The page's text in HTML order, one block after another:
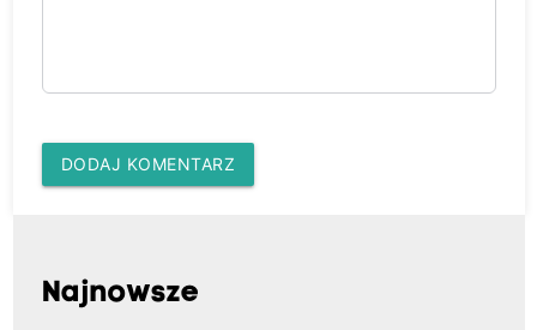
DODAJ KOMENTARZ
Najnowsze